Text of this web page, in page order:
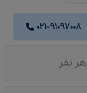
021-91097008
هر نفر